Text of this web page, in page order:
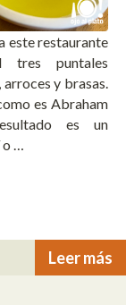
este restaurante
tres puntales
y brasas.
es Abraham
es un
o …
Leer más